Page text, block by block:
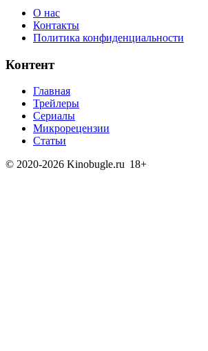
О нас
Контакты
Политика конфиденциальности
Контент
Главная
Трейлеры
Сериалы
Микрорецензии
Статьи
© 2020-2026 Kinobugle.ru 18+